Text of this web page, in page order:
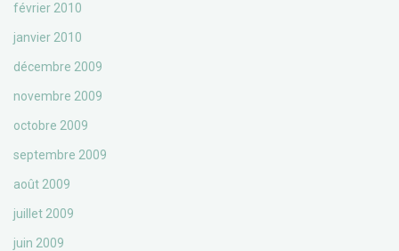
février 2010
janvier 2010
décembre 2009
novembre 2009
octobre 2009
septembre 2009
août 2009
juillet 2009
juin 2009